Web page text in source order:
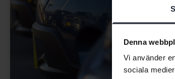
Denna
Vi använder
sociala